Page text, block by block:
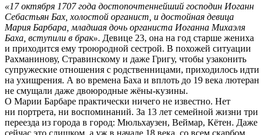
«17 октября 1707 года достопочтеннейший господин Иоганн
Себастьян Бах, холостой органист, и достойная девица
Мария Барбара, младшая дочь органиста Иоганна Михаэля
Баха, вступили в брак». Девице 23, она на год старше жениха
и приходится ему троюродной сестрой. В похожей ситуации
Рахманинову, Стравинскому и даже Григу, чтобы узаконить
супружеские отношения с родственницами, приходилось идти
на ухищрения. А во времена Баха и вплоть до 19 века лютеран
не смущали даже двоюродные жёны-кузины.
О Марии Барбаре практически ничего не известно. Нет
ни портрета, ни воспоминаний. За 13 лет семейной жизни три
переезда из города в город: Мюльхаузен, Веймар, Кётен. Даже
сейчас это слишком, а уж в начале 18 века, со всем скарбом